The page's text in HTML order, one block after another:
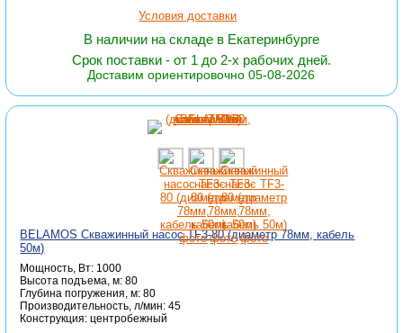
Условия доставки
В наличии на складе в Екатеринбурге
Срок поставки - от 1 до 2-х рабочих дней.
Доставим ориентировочно 05-08-2026
BELAMOS Скважинный насос TF3-80 (диаметр 78мм, кабель
50м)
Мощность, Вт: 1000
Высота подъема, м: 80
Глубина погружения, м: 80
Производительность, л/мин: 45
Конструкция: центробежный